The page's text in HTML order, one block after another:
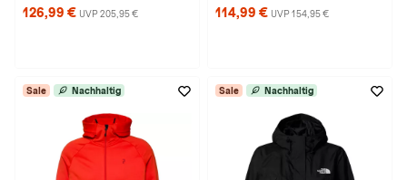
126,99 € UVP 205,95 € 114,99 € UVP 154,95 €
Sale Nachhaltig Sale Nachhaltig